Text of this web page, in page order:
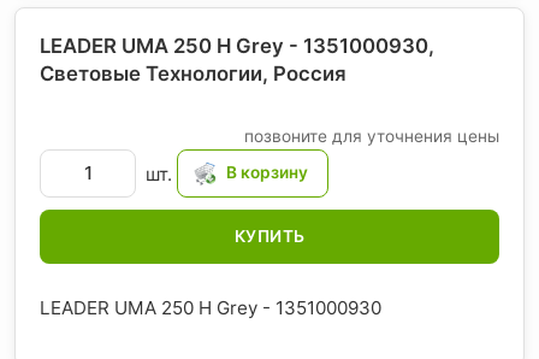
LEADER UMA 250 H Grey - 1351000930,
Световые Технологии, Россия
позвоните для уточнения цены
шт.
КУПИТЬ
LEADER UMA 250 H Grey - 1351000930